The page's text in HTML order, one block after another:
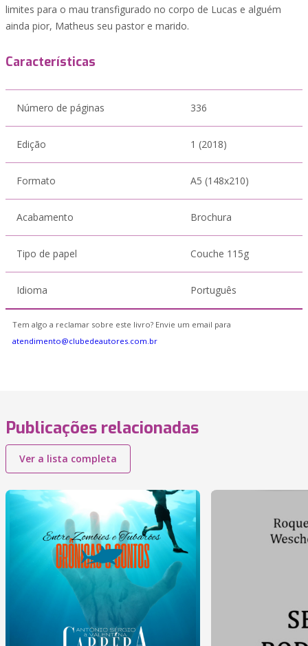
limites para o mau transfigurado no corpo de Lucas e alguém
ainda pior, Matheus seu pastor e marido.
Características
Número de páginas 336
Edição 1 (2018)
Formato A5 (148x210)
Acabamento Brochura
Tipo de papel Couche 115g
Idioma Português
Tem algo a reclamar sobre este livro? Envie um email para
atendimento@clubedeautores.com.br
Publicações relacionadas
Ver a lista completa